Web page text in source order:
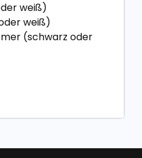
weiß)
weiß)
(schwarz oder